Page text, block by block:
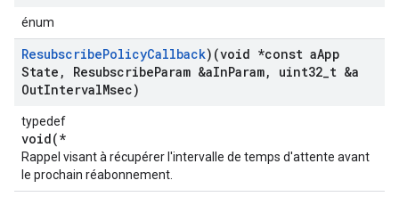
énum
ResubscribePolicyCallback)(void *const aApp
State , ResubscribeParam &aInParam, uint32 t &a
OutIntervalMsec)
typedef
void(*
Rappel visant à récupérer l'intervalle de temps d'attente avant
le prochain réabonnement.